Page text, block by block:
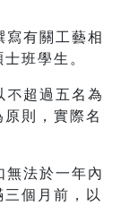
有關工藝相
班學生。
超過五名為
則，實際名
法於一年內
個月前，以